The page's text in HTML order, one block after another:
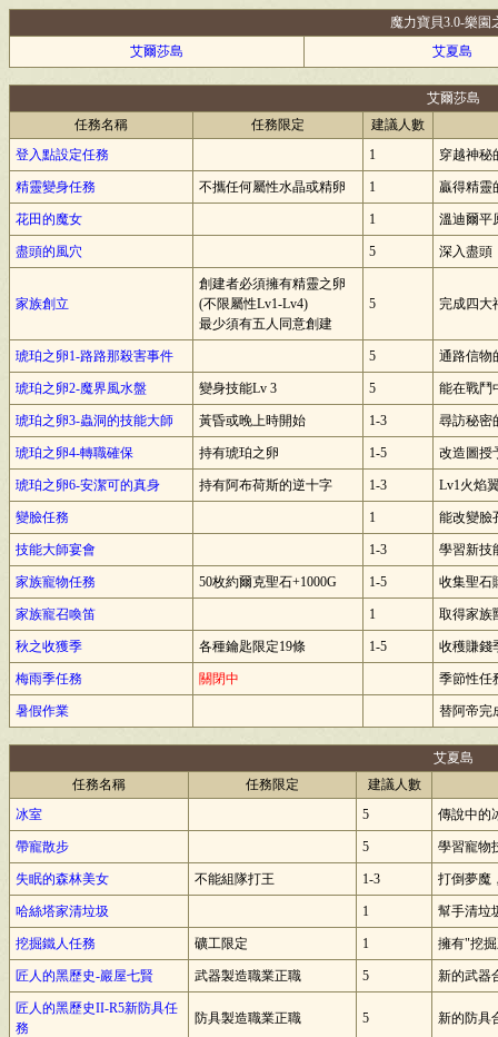
魔力寶貝3.0-樂園
艾爾莎島
艾夏島
艾爾莎島
任務名稱
任務限定
建議人數
登入點設定任務
1 穿越神秘
精靈變身任務 不攜任何屬性水晶或精卵 1 贏得精靈
花田的魔女 1 溫迪爾平
盡頭的風穴 5 深入盡頭
家族創立
創建者必須擁有精靈之卵
(不限屬性Lv1-Lv4)
最少須有五人同意創建
5 完成四大
琥珀之卵1-路路那殺害事件 5 通路信物
琥珀之卵2-魔界風水盤 變身技能Lv 3 5 能在戰鬥
琥珀之卵3-蟲洞的技能大師 黃昏或晚上時開始 1-3 尋訪秘密
琥珀之卵4-轉職確保 持有琥珀之卵 1-5 改造圖授
琥珀之卵6-安潔可的真身 持有阿布荷斯的逆十字 1-3 Lv1火焰
變臉任務 1 能改變臉
技能大師宴會 1-3 學習新技
家族寵物任務 50枚約爾克聖石+1000G 1-5 收集聖石
家族寵召喚笛 1 取得家族
秋之收獲季 各種鑰匙限定19條 1-5 收穫賺錢
梅雨季任務 關閉中 季節性任
暑假作業 替阿帝完
艾夏島
任務名稱
任務限定
建議人數
冰室
5 傳說中的
帶寵散步 5 學習寵物
失眠的森林美女 不能組隊打王 1-3 打倒夢魔
哈絲塔家清垃圾 1 幫手清垃
挖掘鐵人任務 礦工限定 1 擁有"挖
匠人的黑歷史-巖屋七賢 武器製造職業正職 5 新的武器
匠人的黑歷史II-R5新防具任
務
防具製造職業正職 5 新的防具